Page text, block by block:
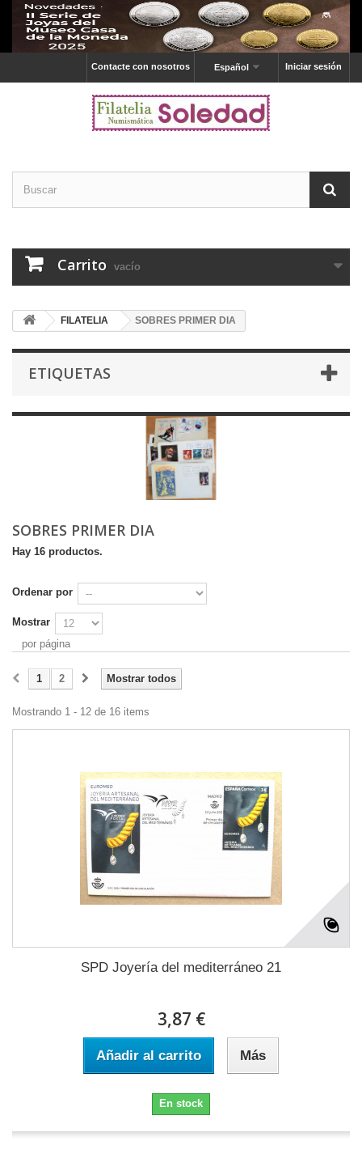
Iniciar sesión
Español
Contacte con nosotros
Carrito vacío
FILATELIA SOBRES PRIMER DIA
ETIQUETAS
SOBRES PRIMER DIA
Hay 16 productos.
Ordenar por
Mostrar
por página
Mostrar todos
1 2
Mostrando 1 - 12 de 16 items
SPD Joyería del mediterráneo 21
3,87 €
Añadir al carrito Más
En stock